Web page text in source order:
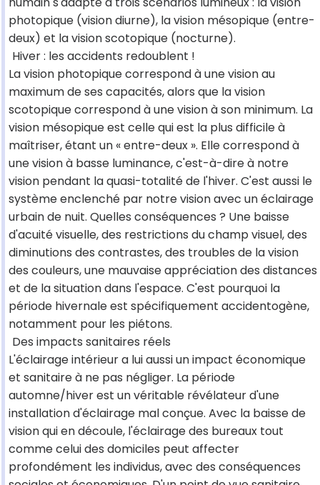
photopique (vision diurne), la vision mésopique (entre-
deux) et la vision scotopique (nocturne).
Hiver : les accidents redoublent !
La vision photopique correspond à une vision au
maximum de ses capacités, alors que la vision
scotopique correspond à une vision à son minimum. La
vision mésopique est celle qui est la plus difficile à
maîtriser, étant un « entre-deux ». Elle correspond à
une vision à basse luminance, c'est-à-dire à notre
vision pendant la quasi-totalité de l'hiver. C'est aussi le
système enclenché par notre vision avec un éclairage
urbain de nuit. Quelles conséquences ? Une baisse
d'acuité visuelle, des restrictions du champ visuel, des
diminutions des contrastes, des troubles de la vision
des couleurs, une mauvaise appréciation des distances
et de la situation dans l'espace. C'est pourquoi la
période hivernale est spécifiquement accidentogène,
notamment pour les piétons.
Des impacts sanitaires réels
L'éclairage intérieur a lui aussi un impact économique
et sanitaire à ne pas négliger. La période
automne/hiver est un véritable révélateur d'une
installation d'éclairage mal conçue. Avec la baisse de
vision qui en découle, l'éclairage des bureaux tout
comme celui des domiciles peut affecter
profondément les individus, avec des conséquences